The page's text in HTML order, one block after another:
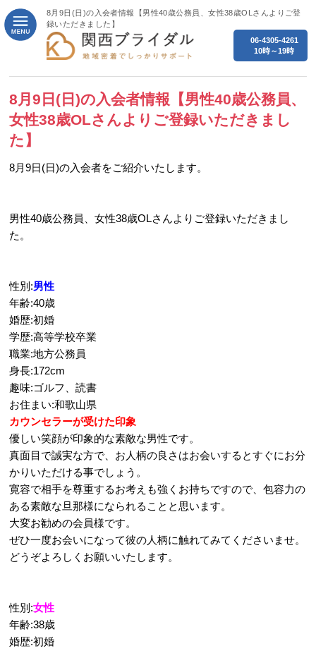
8月9日(日)の入会者情報【男性40歳公務員、女性38歳OLさんよりご登
録いただきました】
06-4305-4261
10時～19時
8月9日(日)の入会者情報【男性40歳公務員、
女性38歳OLさんよりご登録いただきまし
た】
8月9日(日)の入会者をご紹介いたします。
男性40歳公務員、女性38歳OLさんよりご登録いただきまし
た。
性別:男性
年齢:40歳
婚歴:初婚
学歴:高等学校卒業
職業:地方公務員
身長:172cm
趣味:ゴルフ、読書
お住まい:和歌山県
カウンセラーが受けた印象
優しい笑顔が印象的な素敵な男性です。
真面目で誠実な方で、お人柄の良さはお会いするとすぐにお分
かりいただける事でしょう。
寛容で相手を尊重するお考えも強くお持ちですので、包容力の
ある素敵な旦那様になられることと思います。
大変お勧めの会員様です。
ぜひ一度お会いになって彼の人柄に触れてみてくださいませ。
どうぞよろしくお願いいたします。
性別:女性
年齢:38歳
婚歴:初婚